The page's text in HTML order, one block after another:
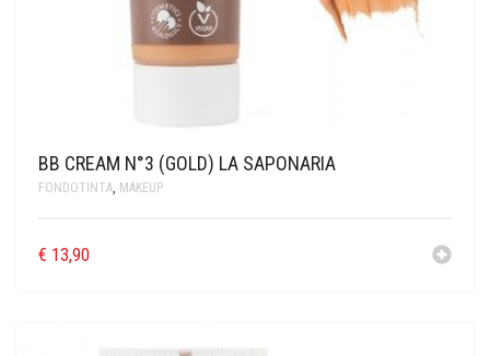
BB CREAM N°3 (GOLD) LA SAPONARIA
FONDOTINTA, MAKEUP
€ 13,90